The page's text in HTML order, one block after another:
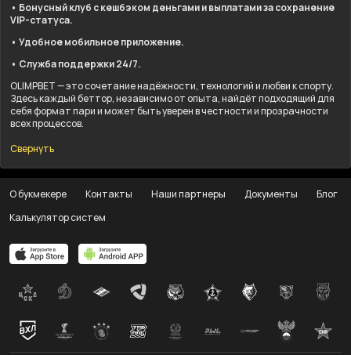
• Бонусный клуб с кешбэком деньгами и выплатами за сохранение
VIP-статуса.
• Удобное мобильное приложение.
• Служба поддержки 24/7.
OLIMPBET — это сочетание надёжности, технологий и любви к спорту.
Здесь каждый беттор, независимо от опыта, найдёт подходящий для
себя формат пари и может быть уверен в честности и прозрачности
всех процессов.
Свернуть
О букмекере Контакты Наши партнеры Документы
Блог
Калькулятор систем